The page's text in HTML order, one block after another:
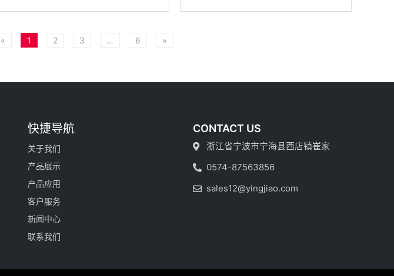
« 1 2 3 … 6 »
快捷导航
关于我们
产品展示
产品应用
客户服务
新闻中心
联系我们
CONTACT US
浙江省宁波市宁海县西店镇崔家
0574-87563856
sales12@yingjiao.com